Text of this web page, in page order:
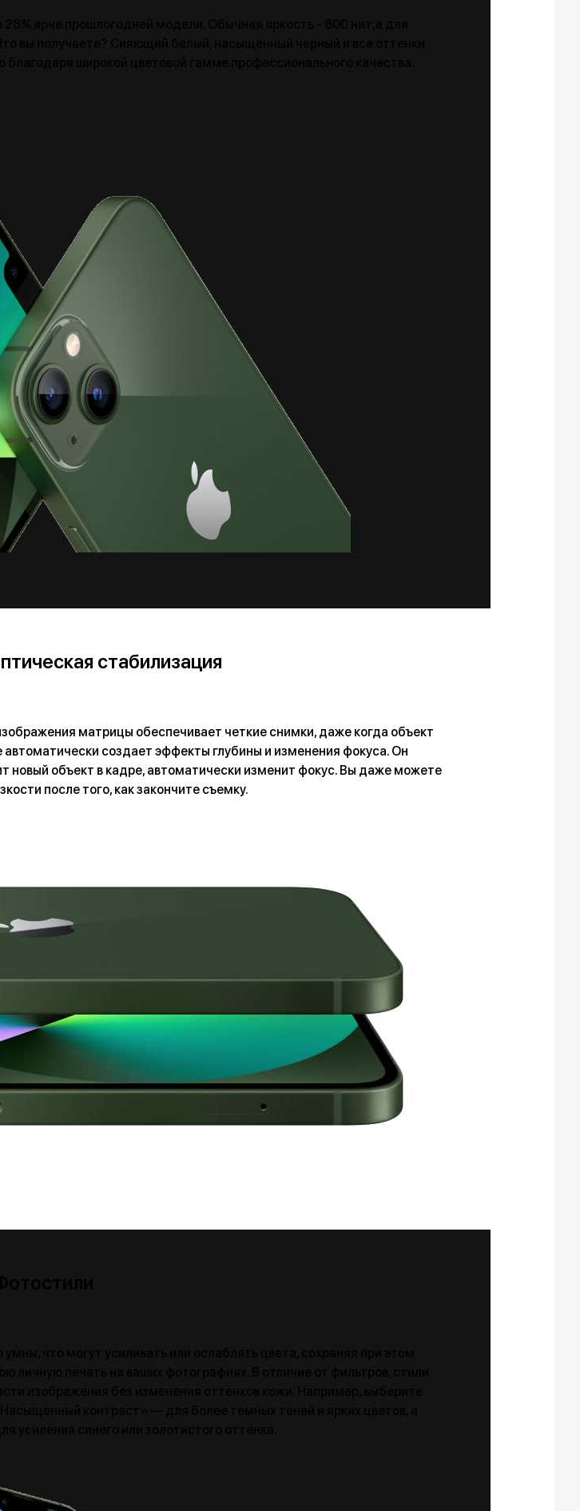
стабилизация
матрицы обеспечивает четкие снимки, даже когда объект
создает эффекты глубины и изменения фокуса. Он
новый объект в кадре, автоматически изменит фокус. Вы даже можете
после того, как закончите съемку.